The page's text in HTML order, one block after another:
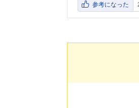
参考になった